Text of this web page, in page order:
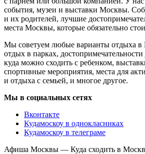
события, музеи и выставки Москвы.
и их родителей, лучшие
места Москвы, которые обязательно
Мы советуем любые варианты отдыха
отдых в парках, достопримечательности
куда можно сходить с ребенком,
спортивные мероприятия, места для
и отдыха с семьей, и многое другое.
Мы в социальных сетях
Вконтакте
Кудамоскоу в однокласниках
Кудамоскоу в телеграме
Афиша Москвы — Куда сходить в